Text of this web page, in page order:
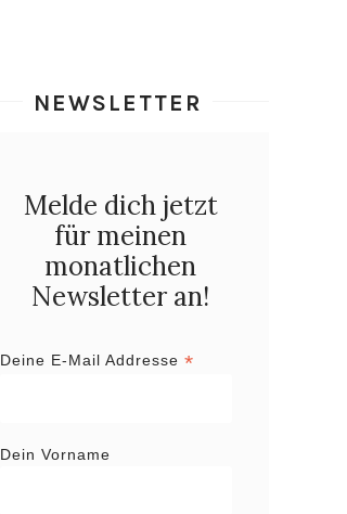
NEWSLETTER
Melde dich jetzt
für meinen
monatlichen
Newsletter an!
Deine E-Mail Addresse *
Dein Vorname